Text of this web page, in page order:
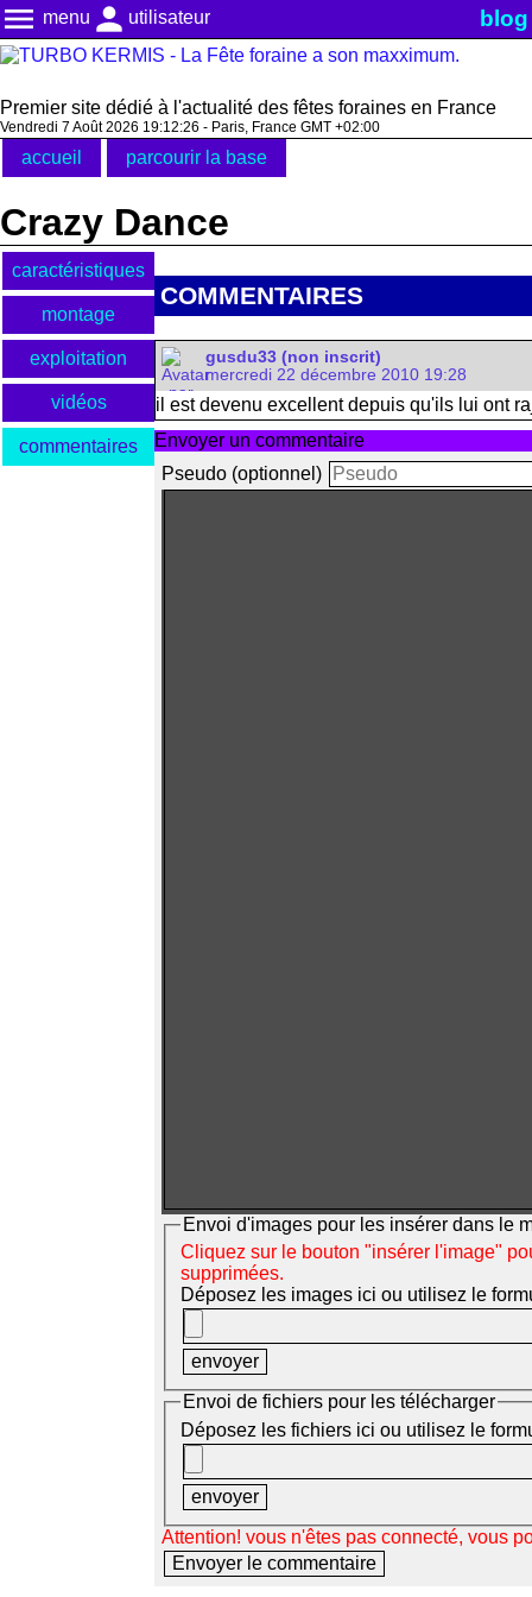
menu menu person utilisateur blog
Premier site dédié à l'actualité des fêtes foraines en France
Vendredi 7 Août 2026 19:12:26 - Paris, France GMT +02:00
accueil parcourir la base
Crazy Dance
caractéristiques
montage
exploitation
vidéos
commentaires
COMMENTAIRES
gusdu33 (non inscrit)
mercredi 22 décembre 2010 19:28
il est devenu excellent depuis qu'ils lui ont
Envoyer un commentaire
Pseudo (optionnel)
Envoi d'images pour les insérer dans le
Cliquez sur le bouton "insérer l'image"
supprimées.
Déposez les images ici ou utilisez le
Envoi de fichiers pour les télécharger
Déposez les fichiers ici ou utilisez le
Attention! vous n'êtes pas connecté, vous